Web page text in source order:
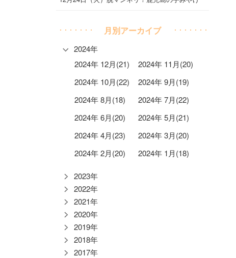
月別アーカイブ
2024年
2024年 12月(21)
2024年 11月(20)
2024年 10月(22)
2024年 9月(19)
2024年 8月(18)
2024年 7月(22)
2024年 6月(20)
2024年 5月(21)
2024年 4月(23)
2024年 3月(20)
2024年 2月(20)
2024年 1月(18)
2023年
2022年
2021年
2020年
2019年
2018年
2017年